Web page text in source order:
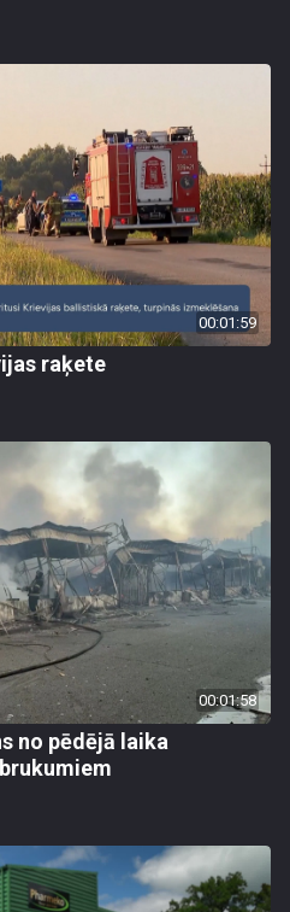
00:01:59
raķete
00:01:58
no pēdējā laika